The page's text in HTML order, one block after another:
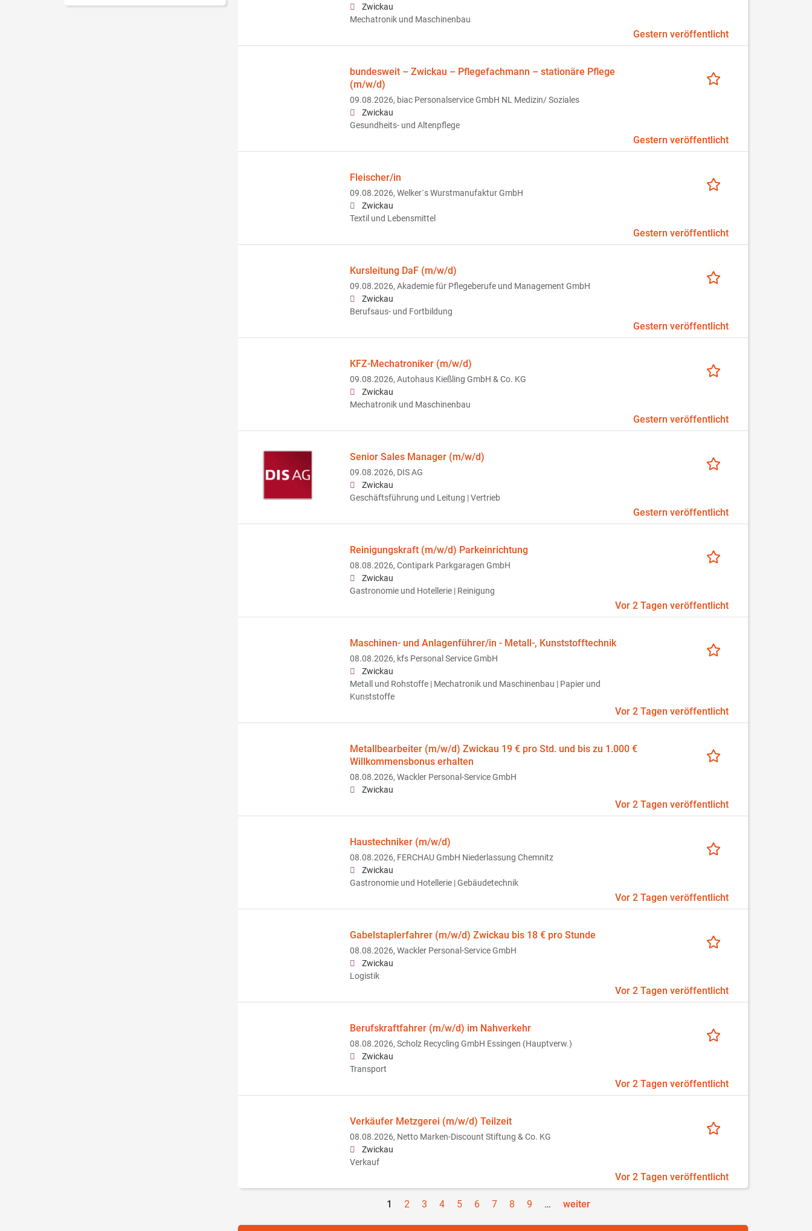
Zwickau
Mechatronik und Maschinenbau
Gestern veröffentlicht
bundesweit – Zwickau – Pflegefachmann – stationäre Pflege
(m/w/d)
09.08.2026, biac Personalservice GmbH NL Medizin/ Soziales
Zwickau
Gesundheits- und Altenpflege
Gestern veröffentlicht
Fleischer/in
09.08.2026, Welker`s Wurstmanufaktur GmbH
Zwickau
Textil und Lebensmittel
Gestern veröffentlicht
Kursleitung DaF (m/w/d)
09.08.2026, Akademie für Pflegeberufe und Management GmbH
Zwickau
Berufsaus- und Fortbildung
Gestern veröffentlicht
KFZ-Mechatroniker (m/w/d)
09.08.2026, Autohaus Kießling GmbH & Co. KG
Zwickau
Mechatronik und Maschinenbau
Gestern veröffentlicht
Senior Sales Manager (m/w/d)
09.08.2026, DIS AG
Zwickau
Geschäftsführung und Leitung | Vertrieb
Gestern veröffentlicht
Reinigungskraft (m/w/d) Parkeinrichtung
08.08.2026, Contipark Parkgaragen GmbH
Zwickau
Gastronomie und Hotellerie | Reinigung
Vor 2 Tagen veröffentlicht
Maschinen- und Anlagenführer/in - Metall-, Kunststofftechnik
08.08.2026, kfs Personal Service GmbH
Zwickau
Metall und Rohstoffe | Mechatronik und Maschinenbau | Papier und
Kunststoffe
Vor 2 Tagen veröffentlicht
Metallbearbeiter (m/w/d) Zwickau 19 € pro Std. und bis zu 1.000 €
Willkommensbonus erhalten
08.08.2026, Wackler Personal-Service GmbH
Zwickau
Vor 2 Tagen veröffentlicht
Haustechniker (m/w/d)
08.08.2026, FERCHAU GmbH Niederlassung Chemnitz
Zwickau
Gastronomie und Hotellerie | Gebäudetechnik
Vor 2 Tagen veröffentlicht
Gabelstaplerfahrer (m/w/d) Zwickau bis 18 € pro Stunde
08.08.2026, Wackler Personal-Service GmbH
Zwickau
Logistik
Vor 2 Tagen veröffentlicht
Berufskraftfahrer (m/w/d) im Nahverkehr
08.08.2026, Scholz Recycling GmbH Essingen (Hauptverw.)
Zwickau
Transport
Vor 2 Tagen veröffentlicht
Verkäufer Metzgerei (m/w/d) Teilzeit
08.08.2026, Netto Marken-Discount Stiftung & Co. KG
Zwickau
Verkauf
Vor 2 Tagen veröffentlicht
1 2 3 4 5 6 7 8 9 … weiter